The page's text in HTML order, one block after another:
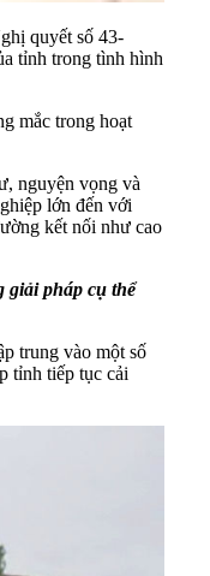
quyết số 43-
tỉnh trong tình hình
mắc trong hoạt
nguyện vọng và
lớn đến với
kết nối như cao
giải pháp cụ thể
trung vào một số
tỉnh tiếp tục cải